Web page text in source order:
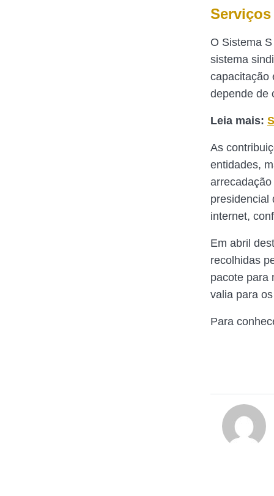
O Sistema
sistema
capacitação
depende de
Leia mais:
As
entidades,
presidencial
internet,
Em abril
recolhidas
pacote para
valia para
Para